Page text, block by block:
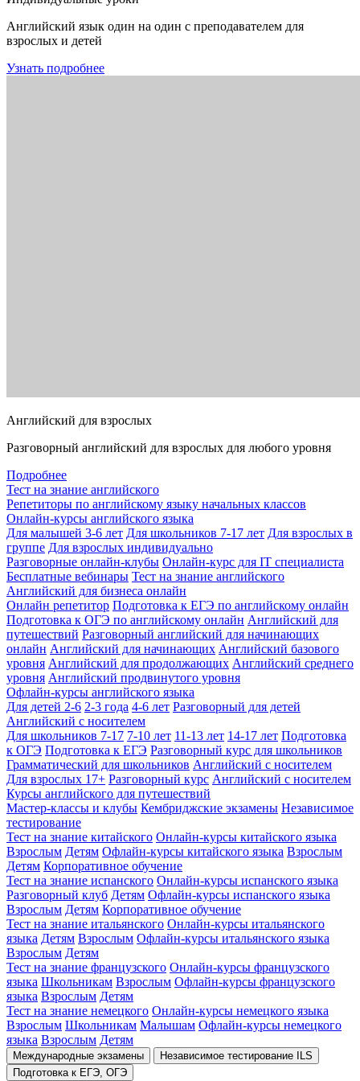
Английский язык один на один с преподавателем для
взрослых и детей
Узнать подробнее
Английский для взрослых
Разговорный английский для взрослых для любого уровня
Подробнее
Тест на знание английского
Репетиторы по английскому языку начальных классов
Онлайн-курсы английского языка
Для малышей 3-6 лет Для школьников 7-17 лет Для взрослых в
группе Для взрослых индивидуально
Разговорные онлайн-клубы Онлайн-курс для IT специалиста
Бесплатные вебинары Тест на знание английского
Английский для бизнеса онлайн
Онлайн репетитор Подготовка к ЕГЭ по английскому онлайн
Подготовка к ОГЭ по английскому онлайн Английский для
путешествий Разговорный английский для начинающих
онлайн Английский для начинающих Английский базового
уровня Английский для продолжающих Английский среднего
уровня Английский продвинутого уровня
Офлайн-курсы английского языка
Для детей 2-6 2-3 года 4-6 лет Разговорный для детей
Английский с носителем
Для школьников 7-17 7-10 лет 11-13 лет 14-17 лет Подготовка
к ОГЭ Подготовка к ЕГЭ Разговорный курс для школьников
Грамматический для школьников Английский с носителем
Для взрослых 17+ Разговорный курс Английский с носителем
Курсы английского для путешествий
Мастер-классы и клубы Кембриджские экзамены Независимое
тестирование
Тест на знание китайского Онлайн-курсы китайского языка
Взрослым Детям Офлайн-курсы китайского языка Взрослым
Детям Корпоративное обучение
Тест на знание испанского Онлайн-курсы испанского языка
Разговорный клуб Детям Офлайн-курсы испанского языка
Взрослым Детям Корпоративное обучение
Тест на знание итальянского Онлайн-курсы итальянского
языка Детям Взрослым Офлайн-курсы итальянского языка
Взрослым Детям
Тест на знание французского Онлайн-курсы французского
языка Школьникам Взрослым Офлайн-курсы французского
языка Взрослым Детям
Тест на знание немецкого Онлайн-курсы немецкого языка
Взрослым Школьникам Малышам Офлайн-курсы немецкого
языка Взрослым Детям
Международные экзамены
Независимое тестирование ILS
Подготовка к ЕГЭ, ОГЭ